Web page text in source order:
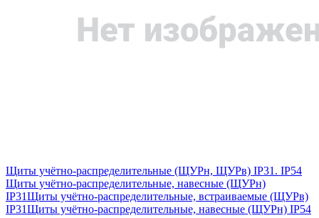
Щиты учётно-распределительные (ЩУРн, ЩУРв) IP31. IP54
Щиты учётно-распределительные, навесные (ЩУРн)
IP31Щиты учётно-распределительные, встраиваемые (ЩУРв)
IP31Щиты учётно-распределительные, навесные (ЩУРн) IP54